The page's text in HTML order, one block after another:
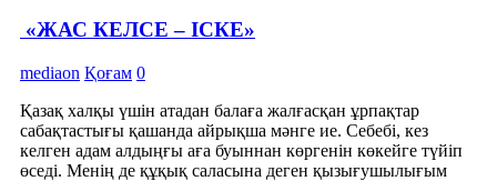
«ЖАС КЕЛСЕ – ІСКЕ»
mediaon Қоғам 0
Қазақ халқы үшін атадан балаға жалғасқан ұрпақтар
сабақтастығы қашанда айрықша мәнге ие. Себебі, кез
келген адам алдыңғы аға буыннан көргенін көкейге түйіп
өседі. Менің де құқық саласына деген қызығушылығым